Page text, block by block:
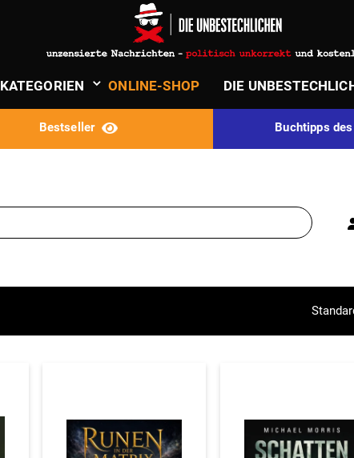
KATE­GORIEN ONLINE-SHOP DIE
Best­seller Buch­tipps